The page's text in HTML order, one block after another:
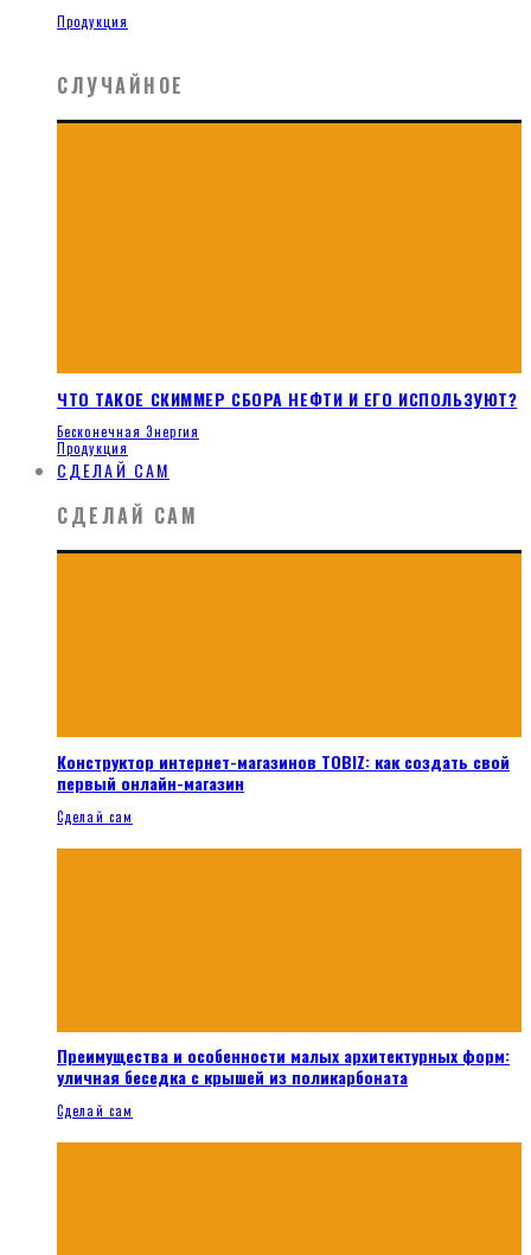
Продукция
СЛУЧАЙНОЕ
ЧТО ТАКОЕ СКИММЕР СБОРА НЕФТИ И ЕГО ИСПОЛЬЗУЮТ?
Бесконечная Энергия
Продукция
СДЕЛАЙ САМ
СДЕЛАЙ САМ
Конструктор интернет-магазинов TOBIZ: как создать свой
первый онлайн-магазин
Сделай сам
Преимущества и особенности малых архитектурных форм:
уличная беседка с крышей из поликарбоната
Сделай сам